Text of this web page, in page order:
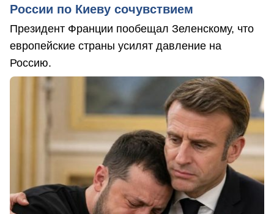
России по Киеву сочувствием
Президент Франции пообещал Зеленскому, что
европейские страны усилят давление на
Россию.